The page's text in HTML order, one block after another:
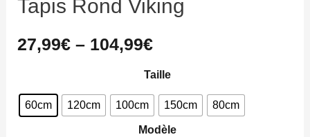
Tapis Rond Viking
27,99€ – 104,99€
Taille
60cm 120cm 100cm 150cm 80cm
Modèle